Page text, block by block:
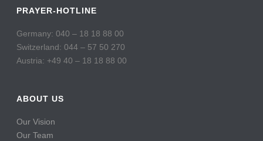
PRAYER-HOTLINE
Germany: 040 – 18 18 88 00
Switzerland: 044 – 57 50 270
Austria: +49 40 – 18 18 88 00
ABOUT US
Our Vision
Our Team